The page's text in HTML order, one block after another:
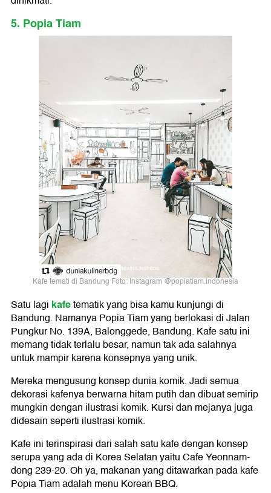
5. Popia Tiam
Kafe temati di Bandung Foto: Instagram @popiatiam.indonesia
Satu lagi kafetematik yang bisa kamu kunjungi di
Bandung. Namanya Popia Tiam yang berlokasi di Jalan
Pungkur No. 139A, Balonggede, Bandung. Kafe satu ini
memang tidak terlalu besar, namun tak ada salahnya
untuk mampir karena konsepnya yang unik.
Mereka mengusung konsep dunia komik. Jadi semua
dekorasi kafenya berwarna hitam putih dan dibuat semirip
mungkin dengan ilustrasi komik. Kursi dan mejanya juga
didesain seperti ilustrasi komik.
Kafe ini terinspirasi dari salah satu kafe dengan konsep
serupa yang ada di Korea Selatan yaitu Cafe Yeonnam-
dong 239-20. Oh ya, makanan yang ditawarkan pada kafe
Popia Tiam adalah menu Korean BBQ.